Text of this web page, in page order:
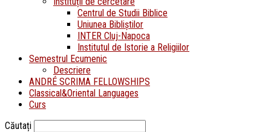
Centrul de Studii Biblice
Uniunea Bibliștilor
INTER Cluj-Napoca
Institutul de Istorie a Religiilor
Semestrul Ecumenic
Descriere
ANDRÉ SCRIMA FELLOWSHIPS
Classical&Oriental Languages
Curs
Căutați